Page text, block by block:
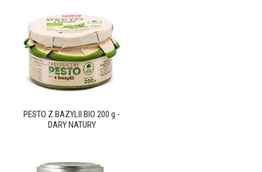
PESTO Z BAZYLII BIO 200 g -
DARY NATURY